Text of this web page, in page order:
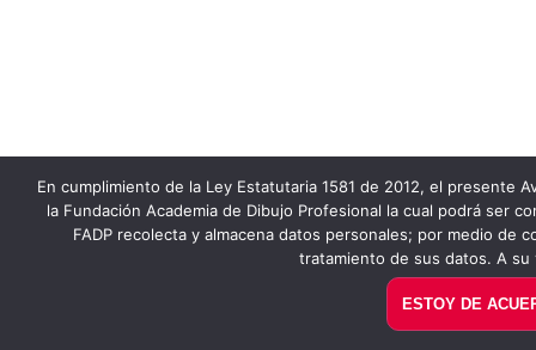
En cumplimiento de la Ley Estatutaria 1581 de 2012, el presente
la Fundación Academia de Dibujo Profesional la cual podrá ser
FADP recolecta y almacena datos personales; por medio
tratamiento de sus datos. A su
ESTOY DE